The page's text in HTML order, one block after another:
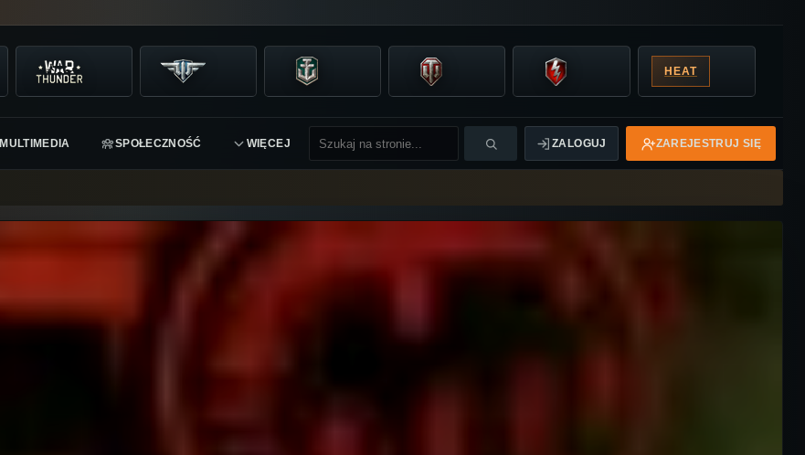
HEAT
MULTIMEDIA SPOŁECZNOŚĆ WIĘCEJ ZALOGUJ ZAREJESTRUJ SIĘ